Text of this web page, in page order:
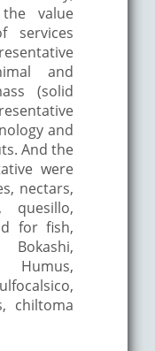
value
services
and
(solid
and
And the
were
nectars,
quesillo,
for fish,
Humus,
chiltoma